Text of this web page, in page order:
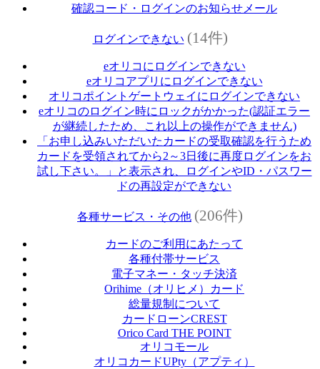
確認コード・ログインのお知らせメール
ログインできない (14件)
eオリコにログインできない
eオリコアプリにログインできない
オリコポイントゲートウェイにログインできない
eオリコのログイン時にロックがかかった(認証エラー
が継続したため、これ以上の操作ができません)
「お申し込みいただいたカードの受取確認を行うため
カードを受領されてから2～3日後に再度ログインをお
試し下さい。」と表示され、ログインやID・パスワー
ドの再設定ができない
各種サービス・その他 (206件)
カードのご利用にあたって
各種付帯サービス
電子マネー・タッチ決済
Orihime（オリヒメ）カード
総量規制について
カードローンCREST
Orico Card THE POINT
オリコモール
オリコカードUPty（アプティ）